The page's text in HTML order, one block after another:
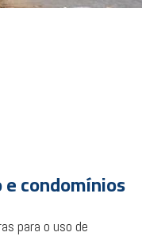
condomínios
para o uso de